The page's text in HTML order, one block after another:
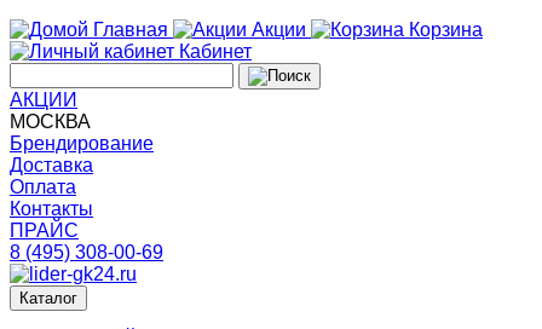
Главная
Акции
Корзина
Кабинет
АКЦИИ
МОСКВА
Брендирование
Доставка
Оплата
Контакты
ПРАЙС
8 (495) 308-00-69
Каталог